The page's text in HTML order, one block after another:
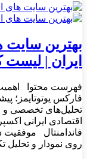
بهترین سایت‌
ایران | لیست
فهرست محتوا
فارکس یوتوتایمز؛
تحلیل‌های تخصصی و
اقتصادی ایرانی
فاندامنتال
روی نمودار و